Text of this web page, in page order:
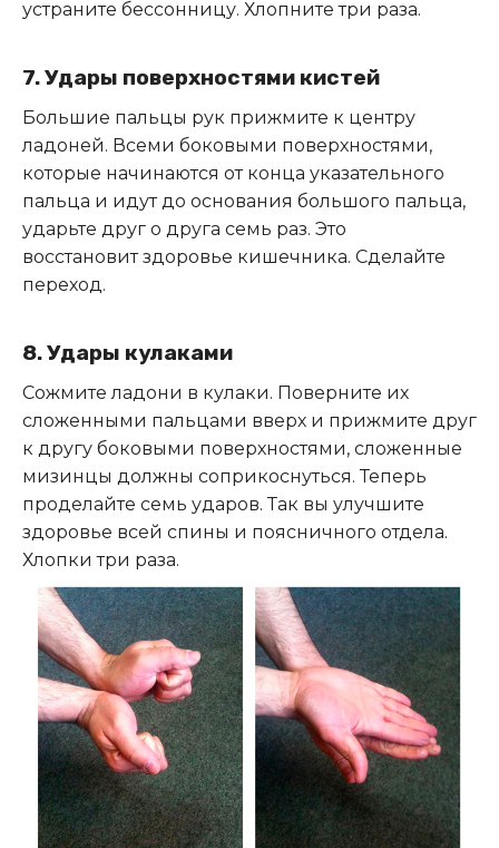
устраните бессонницу. Хлопните три раза.
7. Удары поверхностями кистей
Большие пальцы рук прижмите к центру
ладоней. Всеми боковыми поверхностями,
которые начинаются от конца указательного
пальца и идут до основания большого пальца,
ударьте друг о друга семь раз. Это
восстановит здоровье кишечника. Сделайте
переход.
8. Удары кулаками
Сожмите ладони в кулаки. Поверните их
сложенными пальцами вверх и прижмите друг
к другу боковыми поверхностями, сложенные
мизинцы должны соприкоснуться. Теперь
проделайте семь ударов. Так вы улучшите
здоровье всей спины и поясничного отдела.
Хлопки три раза.